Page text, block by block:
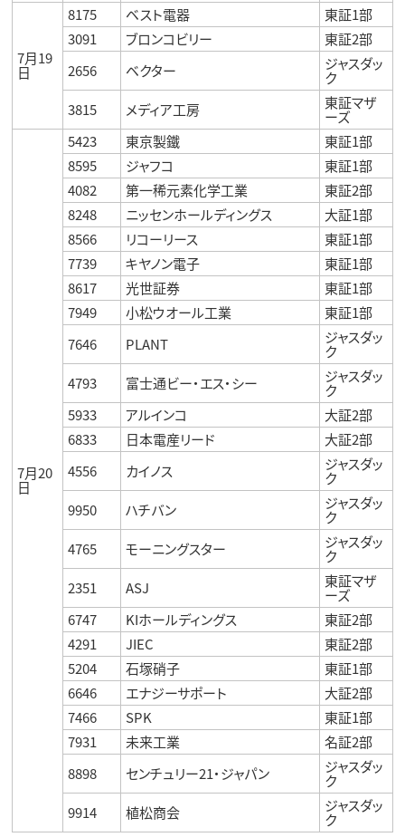
7月19
日
8175 ベスト電器
東証1部
3091
ブロンコビリー
東証2部
2656
ベクター ジャスダッ
ク
3815
メディア工房 東証マザ
ーズ
7月20
日
5423 東京製鐵
東証1部
8595
ジャフコ
東証1部
4082
第一稀元素化学工業
東証2部
8248
ニッセンホールディングス
大証1部
8566
リコーリース
東証1部
7739
キヤノン電子
東証1部
8617
光世証券
東証1部
7949
小松ウオール工業
東証1部
7646
PLANT ジャスダッ
ク
4793
富士通ビー・エス・シー ジャスダッ
ク
5933
アルインコ
大証2部
6833
日本電産リード
大証2部
4556
カイノス ジャスダッ
ク
9950
ハチバン ジャスダッ
ク
4765
モーニングスター ジャスダッ
ク
2351
ASJ 東証マザ
ーズ
6747
KIホールディングス
東証2部
4291
JIEC
東証2部
5204
石塚硝子
東証1部
6646
エナジーサポート
大証2部
7466
SPK
東証1部
7931
未来工業
名証2部
8898
センチュリー21・ジャパン ジャスダッ
ク
9914
植松商会 ジャスダッ
ク